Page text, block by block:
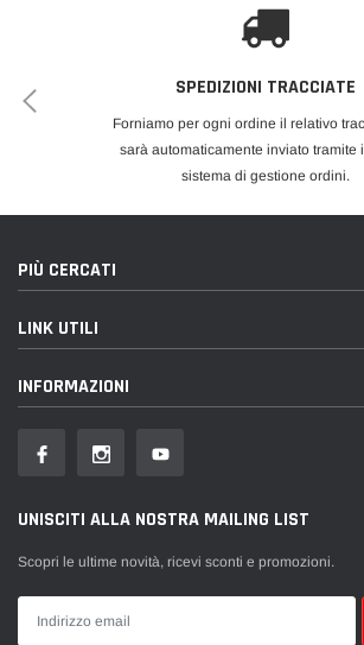
including shipping and delivery times.
Requiring the quote you are not obliged to buy
SPEDIZIONI TRACCIATE
Forniamo per ogni ordine il relativo
sarà automaticamente inviato tramite
sistema di gestione ordini.
PIÙ CERCATI
LINK UTILI
INFORMAZIONI
UNISCITI ALLA NOSTRA MAILING LIST
Scopri le ultime novità, ricevi sconti e promozioni.